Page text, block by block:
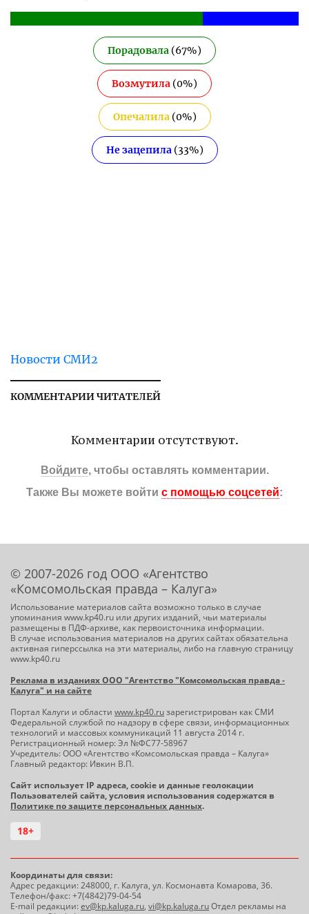
Порадовала (67%)
Возмутила (0%)
Опечалила(0%)
Не зацепила(33%)
Новости СМИ2
КОММЕНТАРИИ ЧИТАТЕЛЕЙ
Комментарии отсутствуют.
Войдите, чтобы оставлять комментарии.
Также Вы можете войти с помощью соцсетей:
© 2007-2026 год ООО «Агентство
«Комсомольская правда – Калуга»
Использование материалов сайта возможно только в случае
упоминания www.kp40.ru или других изданий, чьи материалы
размещены в ПДФ-архиве, как первоисточника информации.
В случае использования материалов на других сайтах обязательна
активная гиперссылка на эти материалы, либо на главную страницу
www.kp40.ru
Реклама в изданиях ООО "Агентство "Комсомольская правда -
Калуга" и на сайте
Портал Калуги и области www.kp40.ruзарегистрирован как СМИ
Федеральной службой по надзору в сфере связи, информационных
технологий и массовых коммуникаций 11 августа 2014 г.
Регистрационный номер: Эл №ФС77-58967
Учредитель: ООО «Агентство «Комсомольская правда – Калуга»
Главный редактор: Ивкин В.П.
Сайт использует IP адреса, cookie и данные геолокации
Пользователей сайта, условия использования содержатся в
Политике по защите персональных данных.
18+
Координаты для связи:
Адрес редакции: 248000, г. Калуга, ул. Космонавта Комарова, 36.
Телефон/факс: +7(4842)79-04-54
E-mail редакции:ev@kp.kaluga.ru, vi@kp.kaluga.ruОтдел рекламы на